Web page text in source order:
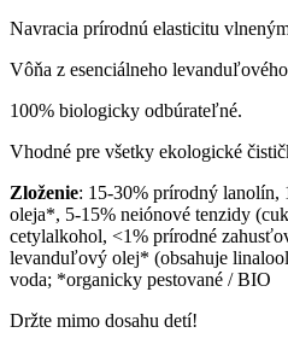
Navracia prírodnú elasticitu
Vôňa z esenciálneho
100% biologicky odbúrateľné.
Vhodné pre všetky ekologické
Zloženie: 15-30% prírodný
oleja*, 5-15% neiónové tenzidy
cetylalkohol, <1% prírodné
levanduľový olej* (obsahuje
voda; *organicky pestované / BIO
Držte mimo dosahu detí!